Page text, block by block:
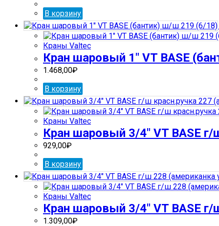
В корзину
Краны Valtec
Кран шаровый 1″ VT BASE
1.468,00₽
В корзину
Краны Valtec
Кран шаровый 3/4″ VT BASE
929,00₽
В корзину
Краны Valtec
Кран шаровый 3/4″ VT BASE
1.309,00₽